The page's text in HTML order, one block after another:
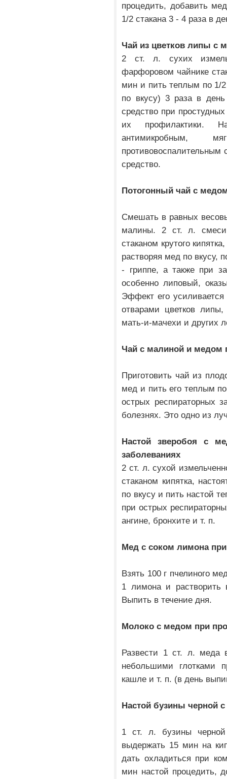
процедить, добавить
1/2 стакана 3 - 4 раза в
Чай из цветков липы с
2 ст. л. сухих
фарфоровом чайнике
мин и пить теплым по 1/2
по вкусу) 3 раза в
средство при
их профилактики.
антимикробным,
противовоспалительным
средство.
Потогонный чай с
Смешать в равных
малины. 2 ст. л. смеси
стаканом крутого
растворяя мед по вкусу,
- гриппе, а также при
особенно липовый,
Эффект его
отварами цветков
мать-и-мачехи и других
Чай с малиной и медом
Приготовить чай из
мед и пить его теплым
острых респираторных
болезнях. Это одно из
Настой зверобоя с
заболеваниях
2 ст. л. сухой
стаканом кипятка,
по вкусу и пить настой
при острых
ангине, бронхите и т. п.
Мед с соком лимона при
Взять 100 г пчелиного
1 лимона и
Выпить в течение дня.
Молоко с медом при
Развести 1 ст. л. меда
небольшими глотками
кашле и т. п. (в день
Настой бузины черной
1 ст. л. бузины черной
выдержать 15 мин на
дать охладиться при
мин настой процедить,